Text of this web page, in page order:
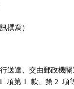
撰寫）
送達、交由郵政機
項第 1  款、第 2  項